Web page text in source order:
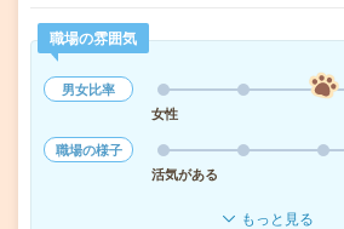
職場の雰囲気
男女比率
女性
職場の様子
活気がある
もっと見る